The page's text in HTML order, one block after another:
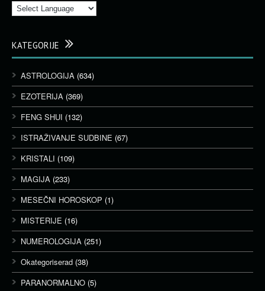
KATEGORIJE
ASTROLOGIJA (634)
EZOTERIJA (369)
FENG SHUI (132)
ISTRAŽIVANJE SUDBINE (67)
KRISTALI (109)
MAGIJA (233)
MESEČNI HOROSKOP (1)
MISTERIJE (16)
NUMEROLOGIJA (251)
Okategoriserad (38)
PARANORMALNO (5)